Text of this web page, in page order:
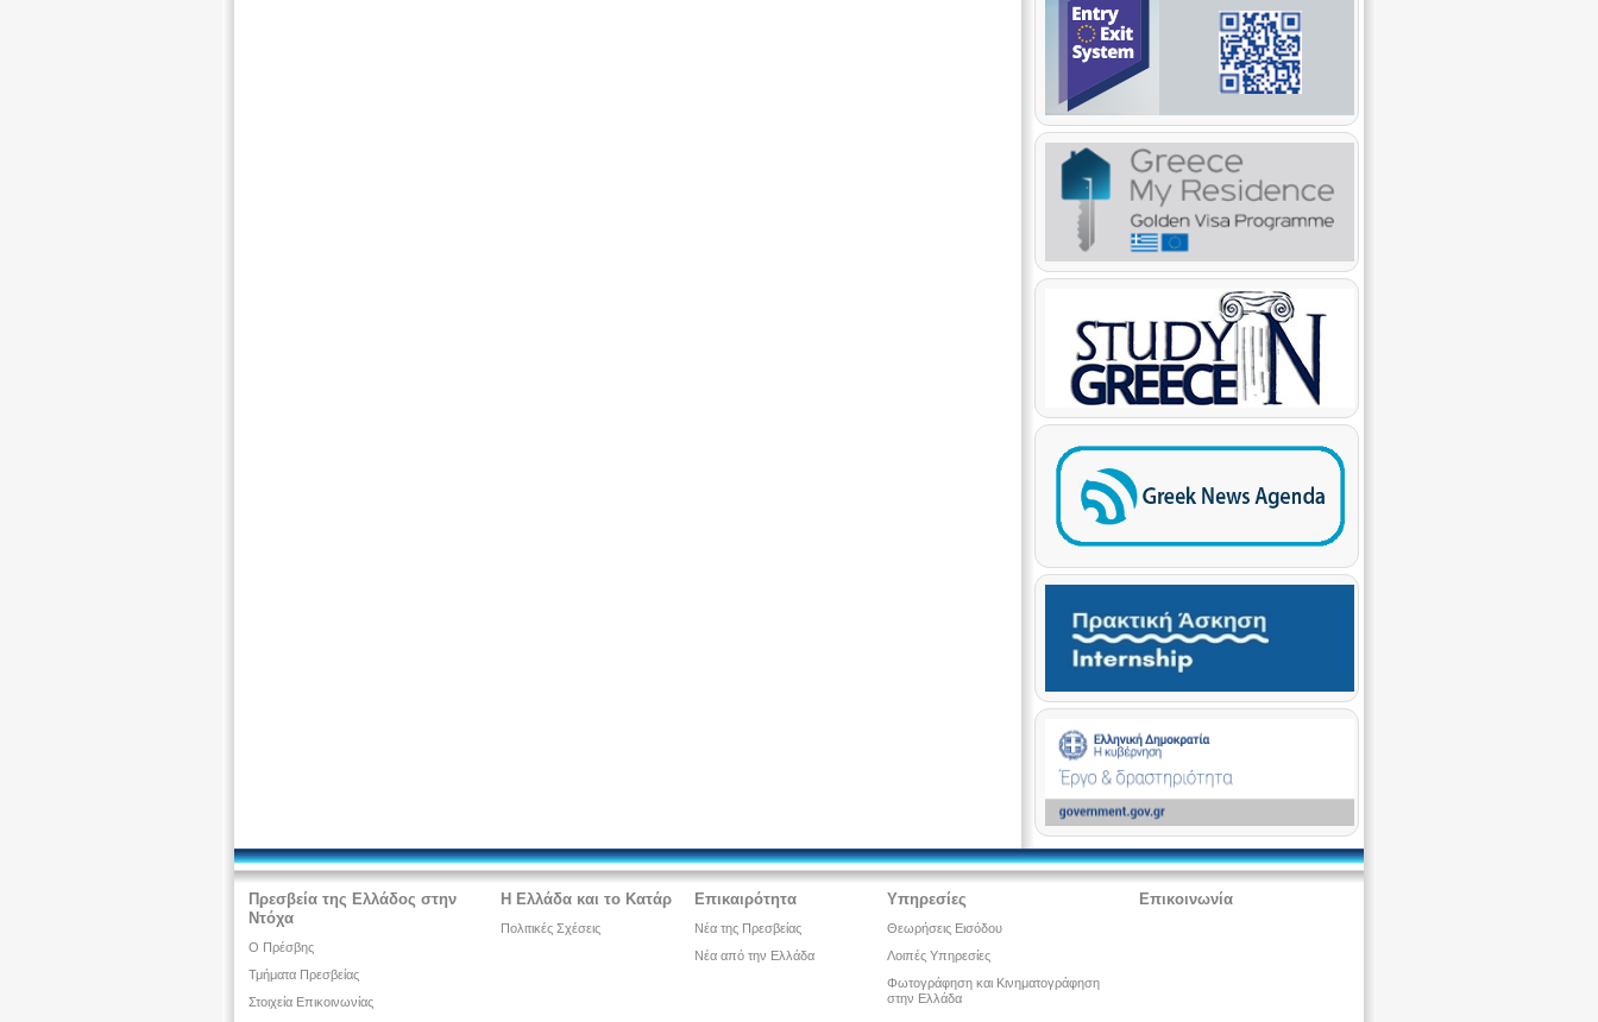
Πρεσβεία της Ελλάδος στην
Ντόχα
Ο Πρέσβης
Τμήματα Πρεσβείας
Στοιχεία Επικοινωνίας
Η Ελλάδα και το Κατάρ
Πολιτικές Σχέσεις
Επικαιρότητα
Νέα της Πρεσβείας
Νέα από την Ελλάδα
Υπηρεσίες
Θεωρήσεις Εισόδου
Λοιπές Υπηρεσίες
Φωτογράφηση και Κινηματογράφηση
στην Ελλάδα
Επικοινωνία